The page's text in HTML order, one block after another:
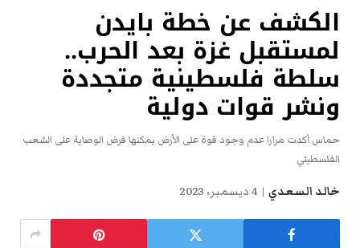
الكشف عن خطة بايدن
لمستقبل غزة بعد الحرب..
سلطة فلسطينية متجددة
ونشر قوات دولية
حماس أكدت مرارا عدم وجود قوة على الأرض يمكنها فرض الوصاية على الشعب
الفلسطيني
خالد السعدي 4 ديسمبر، 2023